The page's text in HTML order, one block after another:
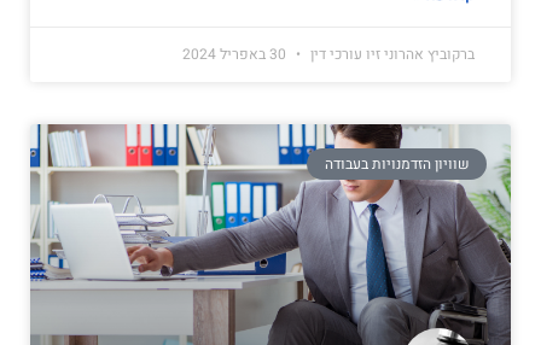
ברקוביץ אהרוני זיו עורכי דין
שוויון הזדמנויות בעבודה